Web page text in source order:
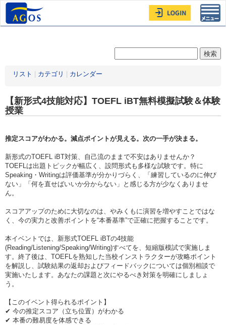
リスト カテゴリ カレンダー
【新形式4技能対応】TOEFL iBT無料模擬試験＆体験
授業
推定スコアがわかる。減点ポイントが見える。次の一手が決まる。
新形式のTOEFL iBT対策、自己流のままで不安はありませんか？
TOEFLは出題トピックが幅広く、設問形式も多様な試験です。特に
Speaking・Writingは評価基準が分かりづらく、「練習しているのに伸び
ない」「何を直せばいいか分からない」と感じる方が少なくありませ
ん。
スコアアップのために大切なのは、やみくもに演習を増やすことではな
く、今の実力と改善ポイントを“本番基準”で正確に把握することです。
本イベントでは、新形式TOEFL iBTの4技能
(Reading/Listening/Speaking/Writing)すべてを、短縮版模試で実施しま
す。終了後は、TOEFLを熟知した当校インストラクターが攻略ポイント
を解説し、試験結果の返却およびフィードバックについては個別相談で
実施いたします。あなたの課題と次にやるべき対策を明確にしましょ
う。
【このイベント得られるポイント】
✔ 今の推定スコア（立ち位置）がわかる
✔ 本番の難易度を体感できる